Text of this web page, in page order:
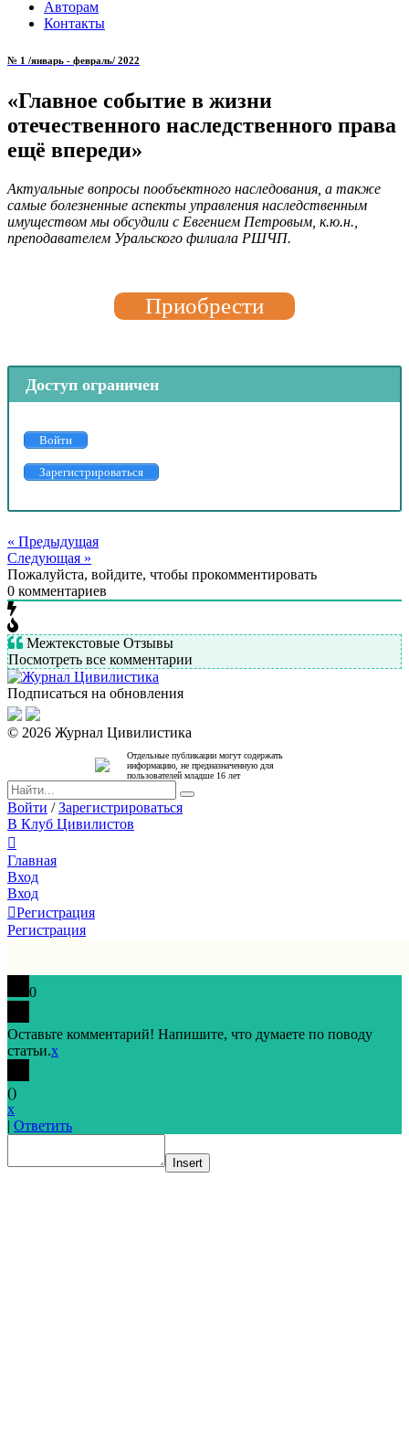
Авторам
Контакты
№ 1 /январь - февраль/ 2022
«Главное событие в жизни
отечественного наследственного права
ещё впереди»
Актуальные вопросы пообъектного наследования, а также
самые болезненные аспекты управления наследственным
имуществом мы обсудили с Евгением Петровым, к.ю.н.,
преподавателем Уральского филиала РШЧП.
Приобрести
Доступ ограничен
Войти
Зарегистрироваться
« Предыдущая
Следующая »
Пожалуйста, войдите, чтобы прокомментировать
0 комментариев
Межтекстовые Отзывы
Посмотреть все комментарии
Подписаться на обновления
© 2026 Журнал Цивилистика
Отдельные публикации могут содержать
информацию, не предназначенную для
пользователей младше 16 лет
Войти /Зарегистрироваться
В Клуб Цивилистов
Главная
Вход
Вход
Регистрация
Регистрация
0
Оставьте комментарий! Напишите, что думаете по поводу
статьи.x
()
x
| Ответить
Insert